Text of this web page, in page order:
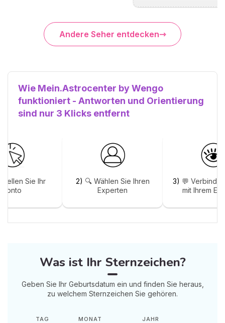
Andere Seher entdecken
Wie Mein.Astrocenter by Wengo
funktioniert - Antworten und Orientierung
sind nur 3 Klicks entfernt
Sie Ihr
Konto
2) 🔍 Wählen Sie Ihren
Experten
3) 💬
mit Ihrem
Was ist Ihr Sternzeichen?
Geben Sie Ihr Geburtsdatum ein und finden Sie heraus,
zu welchem Sternzeichen Sie gehören.
TAG MONAT JAHR